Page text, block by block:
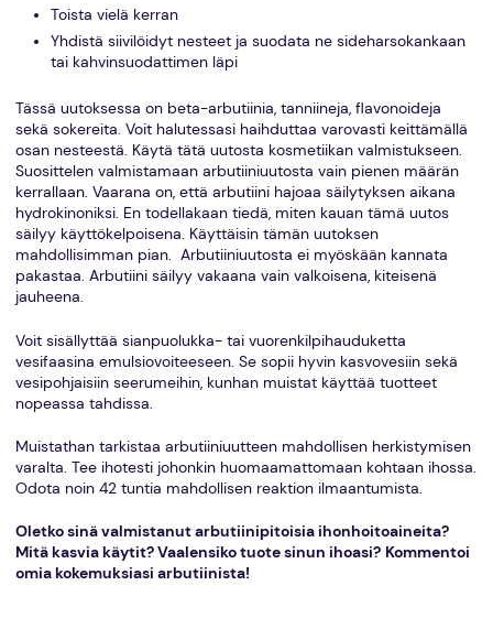
Toista vielä kerran
Yhdistä siivilöidyt nesteet ja suodata ne sideharsokankaan
tai kahvinsuodattimen läpi
Tässä uutoksessa on beta-arbutiinia, tanniineja, flavonoideja
sekä sokereita. Voit halutessasi haihduttaa varovasti keittämällä
osan nesteestä. Käytä tätä uutosta kosmetiikan valmistukseen.
Suosittelen valmistamaan arbutiiniuutosta vain pienen määrän
kerrallaan. Vaarana on, että arbutiini hajoaa säilytyksen aikana
hydrokinoniksi. En todellakaan tiedä, miten kauan tämä uutos
säilyy käyttökelpoisena. Käyttäisin tämän uutoksen
mahdollisimman pian. Arbutiiniuutosta ei myöskään kannata
pakastaa. Arbutiini säilyy vakaana vain valkoisena, kiteisenä
jauheena.
Voit sisällyttää sianpuolukka- tai vuorenkilpihauduketta
vesifaasina emulsiovoiteeseen. Se sopii hyvin kasvovesiin sekä
vesipohjaisiin seerumeihin, kunhan muistat käyttää tuotteet
nopeassa tahdissa.
Muistathan tarkistaa arbutiiniuutteen mahdollisen herkistymisen
varalta. Tee ihotesti johonkin huomaamattomaan kohtaan ihossa.
Odota noin 42 tuntia mahdollisen reaktion ilmaantumista.
Oletko sinä valmistanut arbutiinipitoisia ihonhoitoaineita?
Mitä kasvia käytit? Vaalensiko tuote sinun ihoasi? Kommentoi
omia kokemuksiasi arbutiinista!